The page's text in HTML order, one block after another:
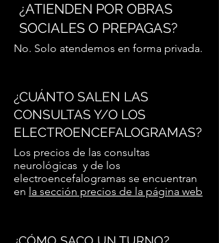
No. Solo atendemos en forma privada.
¿CUÁNTO SALEN LAS
CONSULTAS Y/O LOS
ELECTROENCEFALOGRAMAS?
Los precios de las consultas
neurológicas y de los
electroencefalogramas se encuentran
en la sección precios de la página web
¿ATIENDEN POR OBRAS
SOCIALES O PREPAGAS?